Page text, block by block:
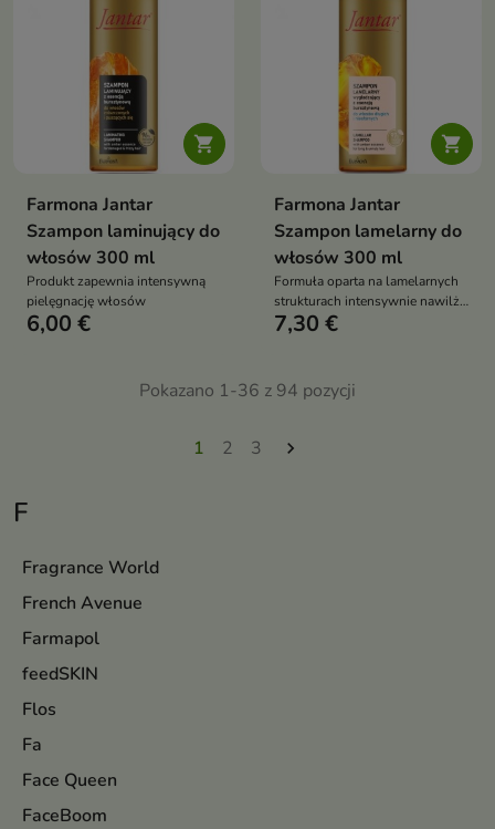
F
Fragrance World
French Avenue
Farmapol
feedSKIN
Flos
Fa
Face Queen
FaceBoom

Farmona Jantar
Szampon laminujący do
włosów 300 ml
Produkt zapewnia intensywną
pielęgnację włosów
6,00 €

Farmona Jantar
Szampon lamelarny do
włosów 300 ml
Formuła oparta na lamelarnych
strukturach intensywnie nawilża
i regeneruje włosy
7,30 €
Pokazano 1-36 z 94 pozycji
1 2 3 